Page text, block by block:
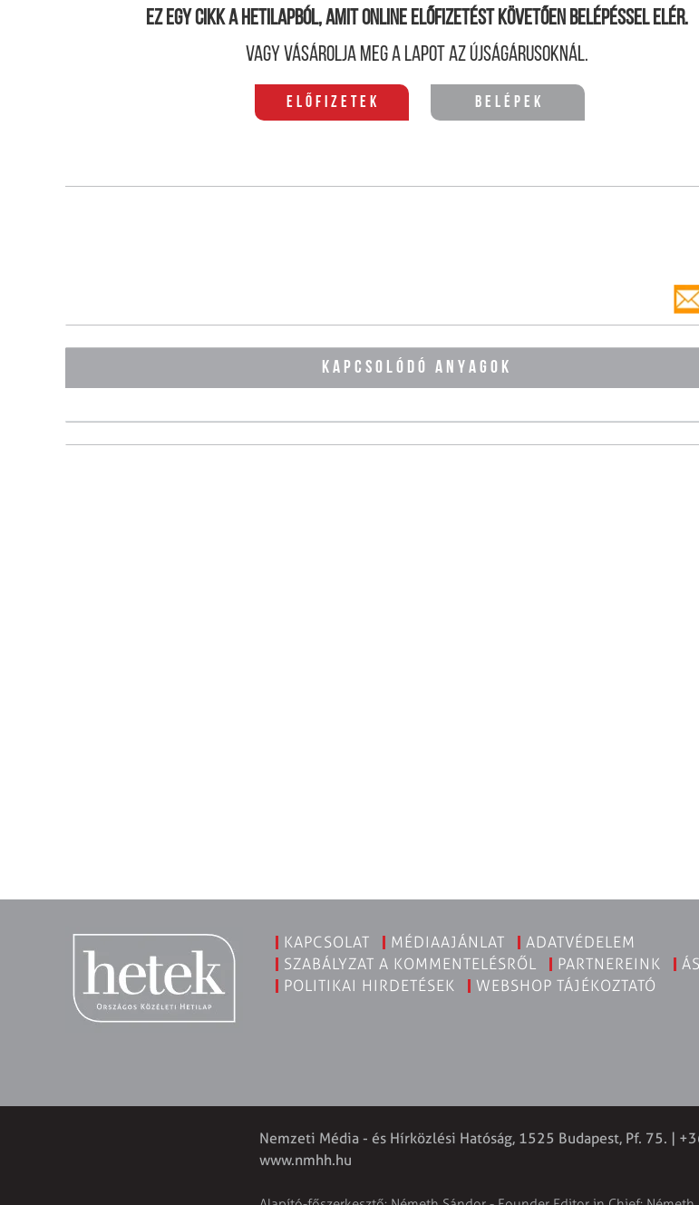
Ez egy cikk a hetilapból, amit online előfizetést követően belépéssel elér.
Vagy vásárolja meg a lapot az újságárusoknál.
Előfizetek Belépek
KAPCSOLÓDÓ ANYAGOK
KAPCSOLAT MÉDIAAJÁNLAT
ADATVÉDELEM
SZABÁLYZAT A KOMMENTELÉSRŐL
PARTNEREINK
POLITIKAI HIRDETÉSEK
WEBSHOP TÁJÉKOZTATÓ
Nemzeti Média - és Hírközlési Hatóság, 1525 Budapest, Pf. 75. |
www.nmhh.hu